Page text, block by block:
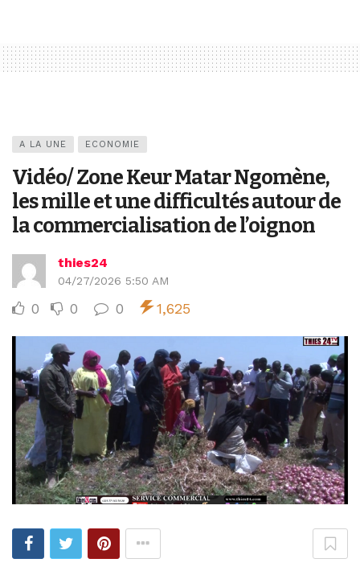
A LA UNE ECONOMIE
Vidéo/ Zone Keur Matar Ngomène,
les mille et une difficultés autour de
la commercialisation de l’oignon
thies24
04/27/2026 5:50 AM
0 0 0 1,625